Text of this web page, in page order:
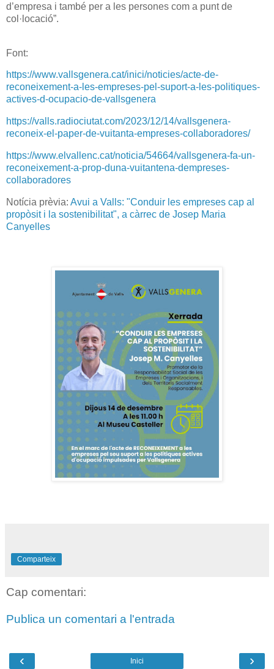
d’empresa i també per a les persones com a punt de
col·locació”.
Font:
https://www.vallsgenera.cat/inici/noticies/acte-de-
reconeixement-a-les-empreses-pel-suport-a-les-politiques-
actives-d-ocupacio-de-vallsgenera
https://valls.radiociutat.com/2023/12/14/vallsgenera-
reconeix-el-paper-de-vuitanta-empreses-collaboradores/
https://www.elvallenc.cat/noticia/54664/vallsgenera-fa-un-
reconeixement-a-prop-duna-vuitantena-dempreses-
collaboradores
Notícia prèvia: Avui a Valls: "Conduir les empreses cap al
propòsit i la sostenibilitat", a càrrec de Josep Maria
Canyelles
Comparteix
Cap comentari:
Publica un comentari a l'entrada
‹ ›
Inici